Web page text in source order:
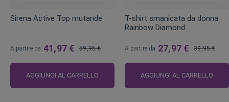
Sirena Active Top mutande
A partire da 41,97 €
regolare
59,95 €
AGGIUNGI AL CARRELLO
T-shirt smanicata da donna
Rainbow Diamond
A partire da 27,97 €
regolare
39,95 €
AGGIUNGI AL CARRELLO